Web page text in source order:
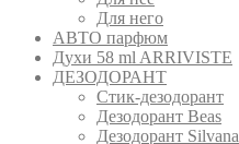
Для него
АВТО парфюм
Духи 58 ml ARRIVISTE
ДЕЗОДОРАНТ
Cтик-дезодорант
Дезодорант Beas
Дезодорант Silvana